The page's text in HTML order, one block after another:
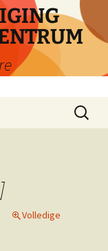
Zoeken
naar:
Volledige